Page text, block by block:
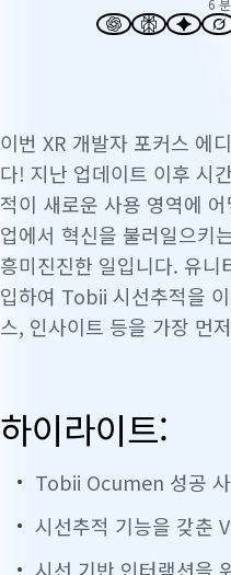
6 분
이번 XR 개발자 포커스 에
다! 지난 업데이트 이후 시
적이 새로운 사용 영역에
업에서 혁신을 불러일으키
흥미진진한 일입니다. 유니
입하여 Tobii 시선추적을
스, 인사이트 등을 가장 먼
하이라이트:
Tobii Ocumen 성공
시선추적 기능을 갖춘